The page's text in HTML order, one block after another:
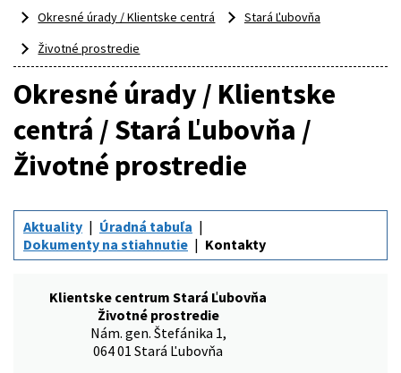
Okresné úrady / Klientske centrá
Stará Ľubovňa
Životné prostredie
Okresné úrady / Klientske
centrá / Stará Ľubovňa /
Životné prostredie
Aktuality
Úradná tabuľa
Dokumenty na stiahnutie
Kontakty
Klientske centrum Stará Ľubovňa
Životné prostredie
Nám. gen. Štefánika 1,
064 01 Stará Ľubovňa